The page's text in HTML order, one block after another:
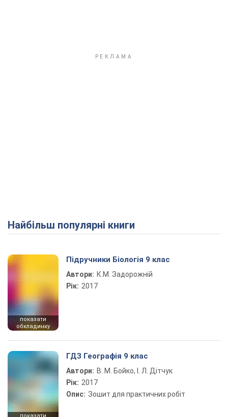
Найбільш популярні книги
показати
обкладинку
Підручники Біологія 9 клас
Автори: К.М. Задорожній
Рік: 2017
ГДЗ Географія 9 клас
Автори: В. М. Бойко, І. Л. Дітчук
Рік: 2017
Опис: Зошит для практичних робіт